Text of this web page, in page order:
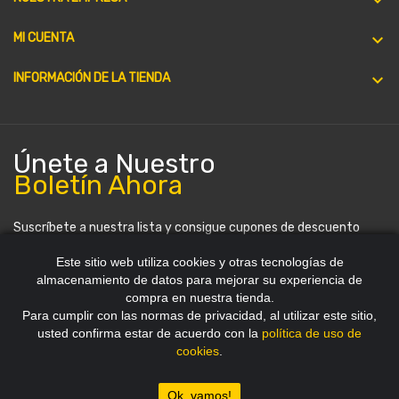
MI CUENTA 
INFORMACIÓN DE LA TIENDA keyboard_arrow_down
Este sitio web utiliza cookies y otras tecnologías de
almacenamiento de datos para mejorar su experiencia de
compra en nuestra tienda.
Para cumplir con las normas de privacidad, al utilizar este sitio,
usted confirma estar de acuerdo con la política de uso de
cookies
Ok, vamos!
Únete a Nuestro
Boletín Ahora
Suscríbete a nuestra lista y consigue cupones de descuento